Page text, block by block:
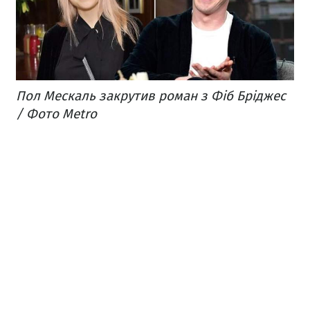
Пол Мескаль закрутив роман з Фіб Бріджес
/ Фото Metro